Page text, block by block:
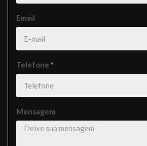
Email
Telefone *
Mensagem